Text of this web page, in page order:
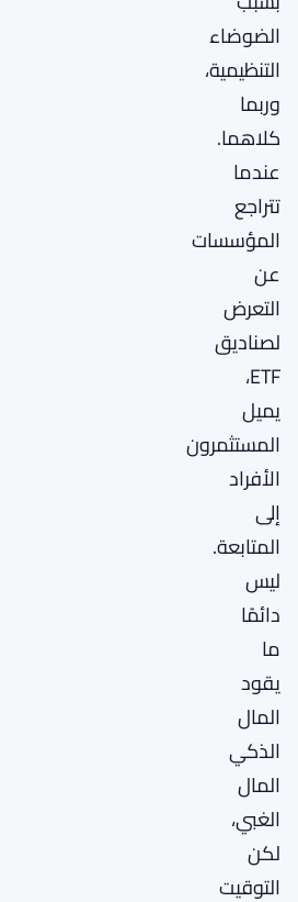
الضوضاء
التنظيمية،
وربما
كلاهما.
عندما
تتراجع
المؤسسات
عن
التعرض
لصناديق
ETF،
يميل
المستثمرون
الأفراد
إلى
المتابعة.
ليس
دائمًا
ما
يقود
المال
الذكي
المال
الغبي،
لكن
التوقيت